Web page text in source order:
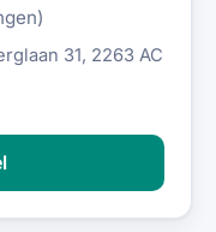
31, 2263 AC